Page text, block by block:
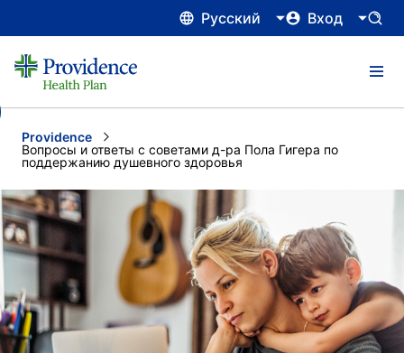
Русский Вход
Providence
Current:
Вопросы и ответы с советами д-ра Пола Гигера по
поддержанию душевного здоровья